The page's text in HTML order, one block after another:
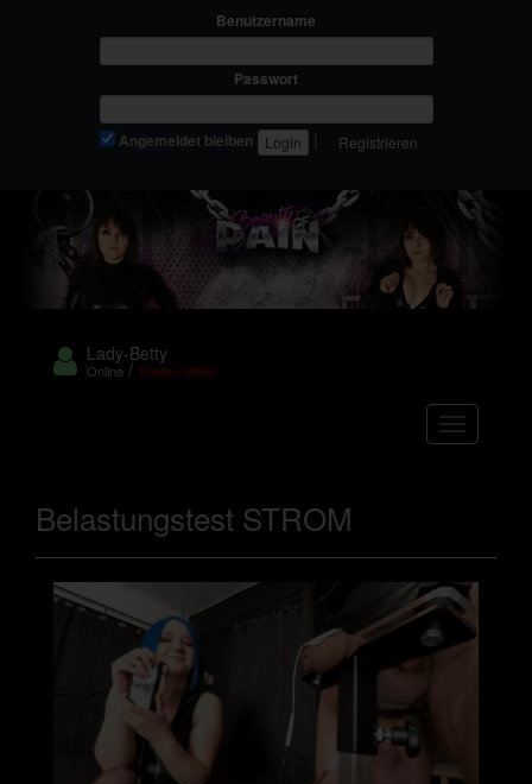
Benutzername
Passwort
Angemeldet bleiben Registrieren
Lady-Betty
Online /Telefon offline
Belastungstest STROM